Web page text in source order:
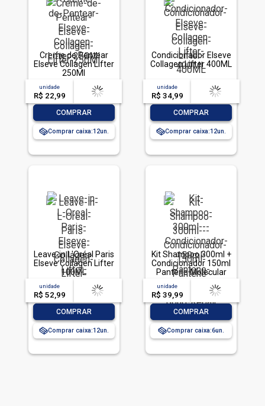
Creme de Pentear
Elseve Collagen Lifter
250Ml
unidade
R$ 22,99
acima de
-- --,--un.
COMPRAR
Comprar caixa:12
Condicionador Elseve
Collagen Lifter 400ML
unidade
R$ 34,99
acima de
-- --,--un.
COMPRAR
Comprar caixa:12
Leave-in L'Oréal Paris
Elseve Collagen Lifter
100ML
unidade
R$ 52,99
acima de
-- --,--un.
COMPRAR
Comprar caixa:12
Kit Shampoo 300ml +
Condicionador 150ml
Pantene Molecular
Bond Repair
unidade
R$ 39,99
acima de
-- --,--un.
COMPRAR
Comprar caixa:6